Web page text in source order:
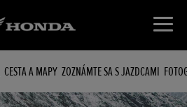
CESTA A MAPY ZOZNÁMTE SA S JAZDCAMI